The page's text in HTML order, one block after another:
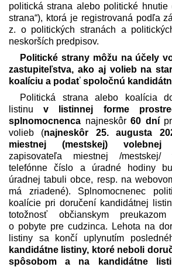
politická strana alebo politické hnutie
strana“), ktorá je registrovaná podľa
z. o politických stranách a
neskorších predpisov.
Politické strany môžu na účely
zastupiteľstva, ako aj volieb na
koalíciu a podať spoločnú
Politická strana alebo koalícia
listinuv listinnej forme
splnomocnenca najneskôr 60 dní
volieb (najneskôr 25. augusta
miestnej (mestskej) volebnej
zapisovateľa miestnej /mestskej/
telefónne číslo a úradné hodiny
úradnej tabuli obce, resp. na
má zriadené). Splnomocnenec
koalície pri doručení kandidátnej
totožnosť občianskym
o pobyte pre cudzinca. Lehota na
listiny sa končí uplynutím
kandidátne listiny, ktoré neboli
spôsobom a na kandidátne